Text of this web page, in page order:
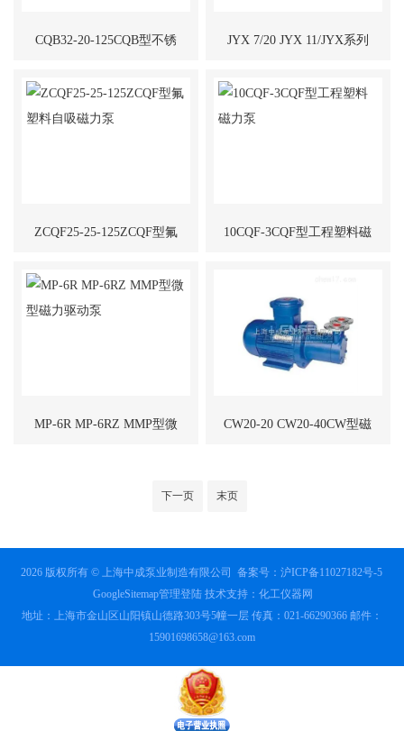
CQB32-20-125CQB型不锈 JYX 7/20 JYX 11/JYX系列
ZCQF25-25-125ZCQF型氟 10CQF-3CQF型工程塑料磁
MP-6R MP-6RZ MMP型微 CW20-20 CW20-40CW型磁
下一页 末页
2026 版权所有 © 上海中成泵业制造有限公司备案号：沪ICP备11027182号-5
GoogleSitemap管理登陆 技术支持：化工仪器网
地址：上海市金山区山阳镇山德路303号5幢一层 传真：021-66290366 邮件：
15901698658@163.com